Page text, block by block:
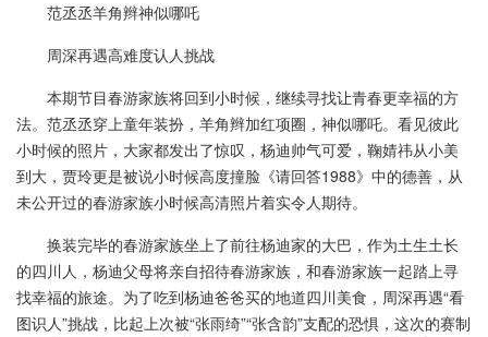
范丞丞羊角辫神似哪吒
周深再遇高难度认人挑战
本期节目春游家族将回到小时候，继续寻找让青春更幸福的方
法。范丞丞穿上童年装扮，羊角辫加红项圈，神似哪吒。看见彼此
小时候的照片，大家都发出了惊叹，杨迪帅气可爱，鞠婧祎从小美
到大，贾玲更是被说小时候高度撞脸《请回答1988》中的德善，从
未公开过的春游家族小时候高清照片着实令人期待。
换装完毕的春游家族坐上了前往杨迪家的大巴，作为土生土长
的四川人，杨迪父母将亲自招待春游家族，和春游家族一起踏上寻
找幸福的旅途。为了吃到杨迪爸爸买的地道四川美食，周深再遇“看
图识人”挑战，比起上次被“张雨绮”“张含韵”支配的恐惧，这次的赛制